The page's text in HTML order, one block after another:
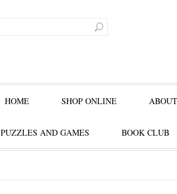
HOME SHOP ONLINE ABOUT
PUZZLES AND GAMES BOOK CLUB